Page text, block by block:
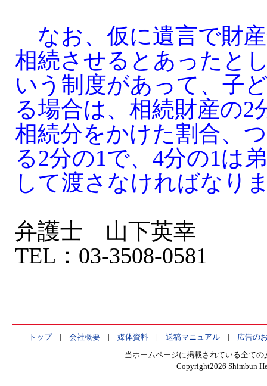
なお、仮に遺言で財
相続させるとあったと
いう制度があって、子
る場合は、相続財産の2
相続分をかけた割合、
る2分の1で、4分の1は
して渡さなければなり
弁護士 山下英幸
TEL：03-3508-0581
トップ| 会社概要| 媒体資料| 送稿マニュアル| 広告の
当ホームページに掲載されている全て
Copyright2026 Shimbun